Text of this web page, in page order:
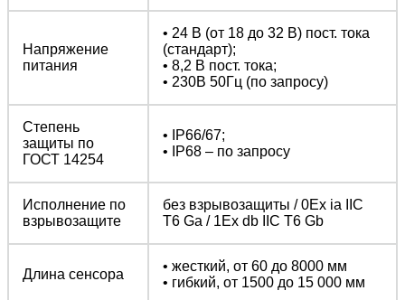
Напряжение
питания
• 24 В (от 18 до 32 В) пост. тока
(стандарт);
• 8,2 В пост. тока;
• 230В 50Гц (по запросу)
Степень
защиты по
ГОСТ 14254
• IP66/67;
• IP68 – по запросу
Исполнение по
взрывозащите
без взрывозащиты / 0Ex ia IIC
T6 Ga / 1Ex db IIC T6 Gb
Длина сенсора
• жесткий, от 60 до 8000 мм
• гибкий, от 1500 до 15 000 мм